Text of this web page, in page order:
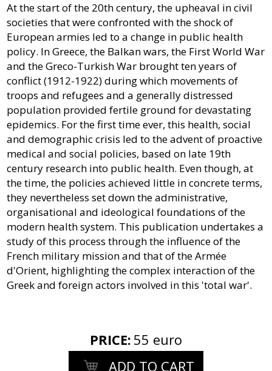
PRICE: 55 euro
ADD TO CART
At the start of the 20th century, the upheaval in civil
societies that were confronted with the shock of
European armies led to a change in public health
policy. In Greece, the Balkan wars, the First World War
and the Greco-Turkish War brought ten years of
conflict (1912-1922) during which movements of
troops and refugees and a generally distressed
population provided fertile ground for devastating
epidemics. For the first time ever, this health, social
and demographic crisis led to the advent of proactive
medical and social policies, based on late 19th
century research into public health. Even though, at
the time, the policies achieved little in concrete terms,
they nevertheless set down the administrative,
organisational and ideological foundations of the
modern health system. This publication undertakes a
study of this process through the influence of the
French military mission and that of the Armée
d'Orient, highlighting the complex interaction of the
Greek and foreign actors involved in this 'total war'.